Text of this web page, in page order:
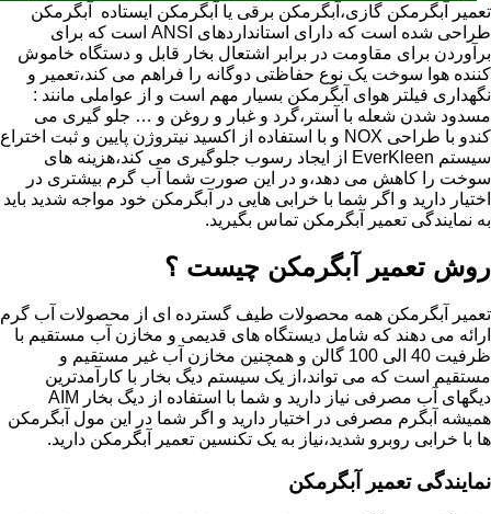
تعمیر آبگرمکن گازی،آبگرمکن برقی یا آبگرمکن ایستاده ​ آبگرمکن
طراحی شده است که دارای استانداردهای ANSI است که برای
برآوردن برای مقاومت در برابر اشتعال بخار قابل و دستگاه خاموش
کننده هوا سوخت یک نوع حفاظتی دوگانه را فراهم می کند،تعمیر و
نگهداری فیلتر هوای آبگرمکن بسیار مهم است و از عواملی مانند :
مسدود شدن شعله با آستر،گرد و غبار و روغن و … جلو گیری می
کندو با طراحی NOX و با استفاده از اکسید نیتروژن پایین و ثبت اختراع
سیستم EverKleen از ایجاد رسوب جلوگیری می کند،هزینه های
سوخت را کاهش می دهد،و در این صورت شما آب گرم بیشتری در
اختیار دارید و اگر شما با خرابی هایی در آبگرمکن خود مواجه شدید باید
به نمایندگی تعمیر آبگرمکن تماس بگیرید.
روش تعمیر آبگرمکن چیست ؟
تعمیر آبگرمکن همه محصولات طیف گسترده ای از محصولات آب گرم
ارائه می دهند که شامل دیستگاه های قدیمی و مخازن آب مستقیم با
ظرفیت 40 الی 100 گالن و همچنین مخازن آب غیر مستقیم و
مستقیم است که می تواند،از یک سیستم دیگ بخار با کارآمدترین
دیگهای آب مصرفی نیاز دارید و شما با استفاده از دیگ بخار AIM
همیشه آبگرم مصرفی در اختیار دارید و اگر شما در این مول آبگرمکن
ها با خرابی روبرو شدید،نیاز به یک تکنسین تعمیر آبگرمکن دارید.
نمایندگی تعمیر آبگرمکن